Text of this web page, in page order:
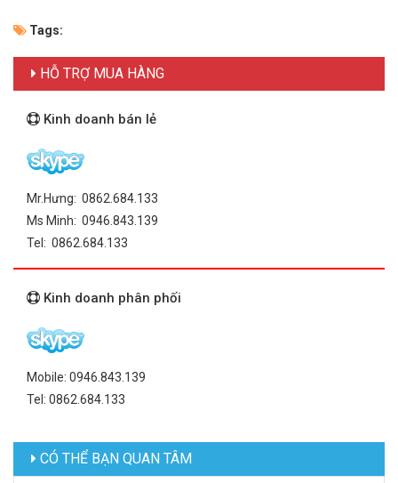
Tags:
HỖ TRỢ MUA HÀNG
Kinh doanh bán lẻ
Mr.Hưng: 0862.684.133
Ms Minh: 0946.843.139
Tel: 0862.684.133
Kinh doanh phân phối
Mobile: 0946.843.139
Tel: 0862.684.133
CÓ THỂ BẠN QUAN TÂM